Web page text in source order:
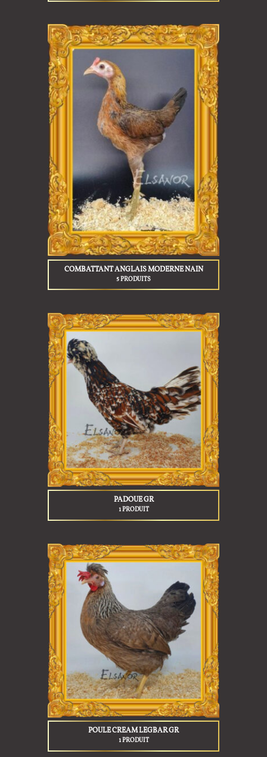
COMBATTANT ANGLAIS MODERNE NAIN
5 PRODUITS
PADOUE GR
1 PRODUIT
POULE CREAM LEGBAR GR
1 PRODUIT